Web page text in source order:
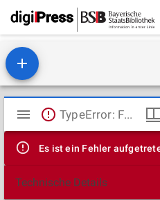
Mirador
Viewer
TypeError: Failed to fetch
Es ist ein Fehler
Technische Details